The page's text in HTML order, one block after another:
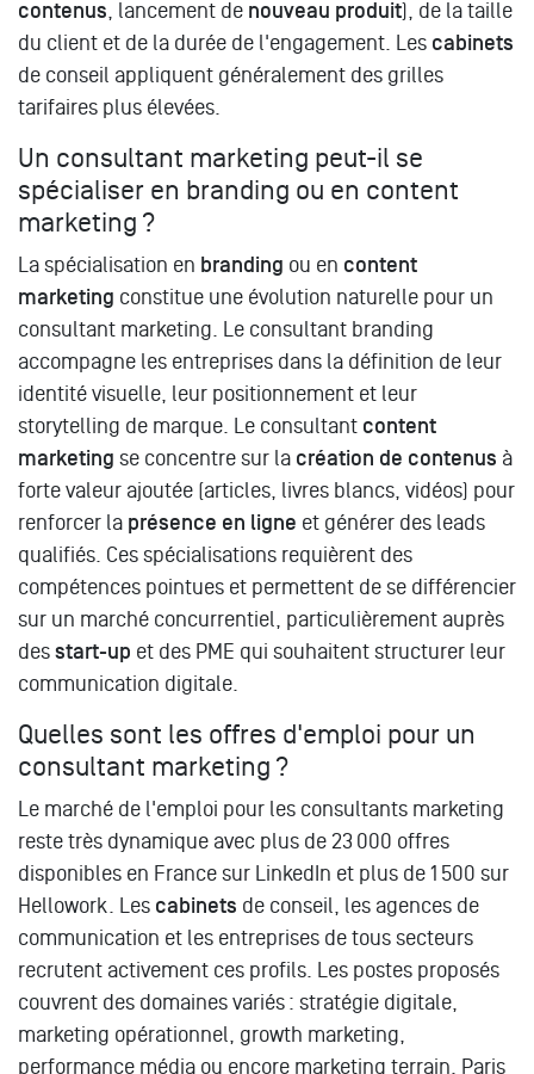
contenus , lancement de nouveau produit), de la taille
du client et de la durée de l'engagement. Les cabinets
de conseil appliquent généralement des grilles
tarifaires plus élevées.
Un consultant marketing peut-il se
spécialiser en branding ou en content
marketing ?
La spécialisation en branding ou en content
marketing constitue une évolution naturelle pour un
consultant marketing. Le consultant branding
accompagne les entreprises dans la définition de leur
identité visuelle, leur positionnement et leur
storytelling de marque. Le consultant content
marketing se concentre sur la création de contenus à
forte valeur ajoutée (articles, livres blancs, vidéos) pour
renforcer la présence en ligne et générer des leads
qualifiés. Ces spécialisations requièrent des
compétences pointues et permettent de se différencier
sur un marché concurrentiel, particulièrement auprès
des start-up et des PME qui souhaitent structurer leur
communication digitale.
Quelles sont les offres d'emploi pour un
consultant marketing ?
Le marché de l'emploi pour les consultants marketing
reste très dynamique avec plus de 23 000 offres
disponibles en France sur LinkedIn et plus de 1 500 sur
Hellowork. Les cabinets de conseil, les agences de
communication et les entreprises de tous secteurs
recrutent activement ces profils. Les postes proposés
couvrent des domaines variés : stratégie digitale,
marketing opérationnel, growth marketing,
performance média ou encore marketing terrain. Paris